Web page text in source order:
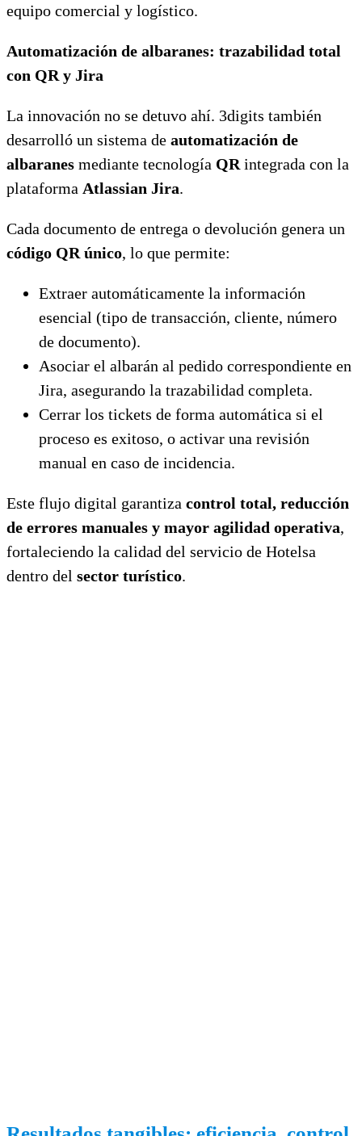
equipo comercial y logístico.
Automatización de albaranes: trazabilidad total
con QR y Jira
La innovación no se detuvo ahí. 3digits también
desarrolló un sistema de automatización de
albaranes mediante tecnología QR integrada con la
plataforma Atlassian Jira.
Cada documento de entrega o devolución genera un
código QR único, lo que permite:
Extraer automáticamente la información
esencial (tipo de transacción, cliente, número
de documento).
Asociar el albarán al pedido correspondiente en
Jira, asegurando la trazabilidad completa.
Cerrar los tickets de forma automática si el
proceso es exitoso, o activar una revisión
manual en caso de incidencia.
Este flujo digital garantiza control total, reducción
de errores manuales y mayor agilidad operativa,
fortaleciendo la calidad del servicio de Hotelsa
dentro del sector turístico.